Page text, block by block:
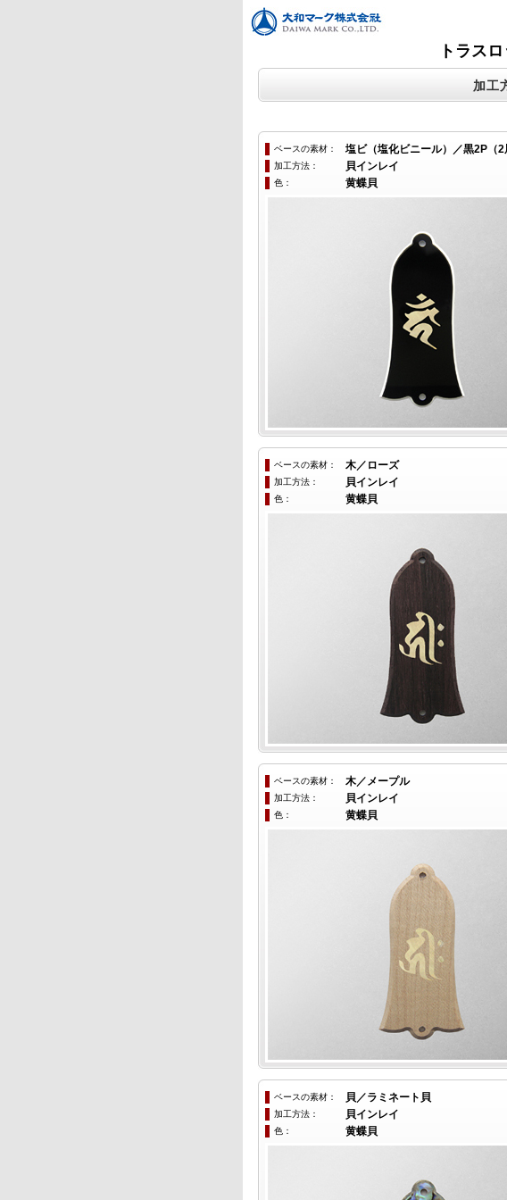
トラス
加工
ベースの素材： 塩ビ（塩化ビニール）／黒2P（2
加工方法： 貝インレイ
色： 黄蝶貝
ベースの素材： 木／ローズ
加工方法： 貝インレイ
色： 黄蝶貝
ベースの素材： 木／メープル
加工方法： 貝インレイ
色： 黄蝶貝
ベースの素材： 貝／ラミネート貝
加工方法： 貝インレイ
色： 黄蝶貝